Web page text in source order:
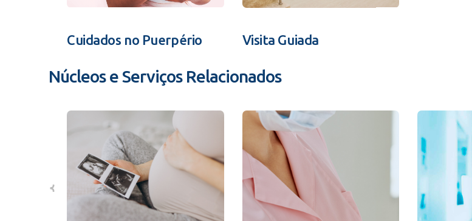
Cuidados no Puerpério Visita Guiada
Núcleos e Serviços Relacionados